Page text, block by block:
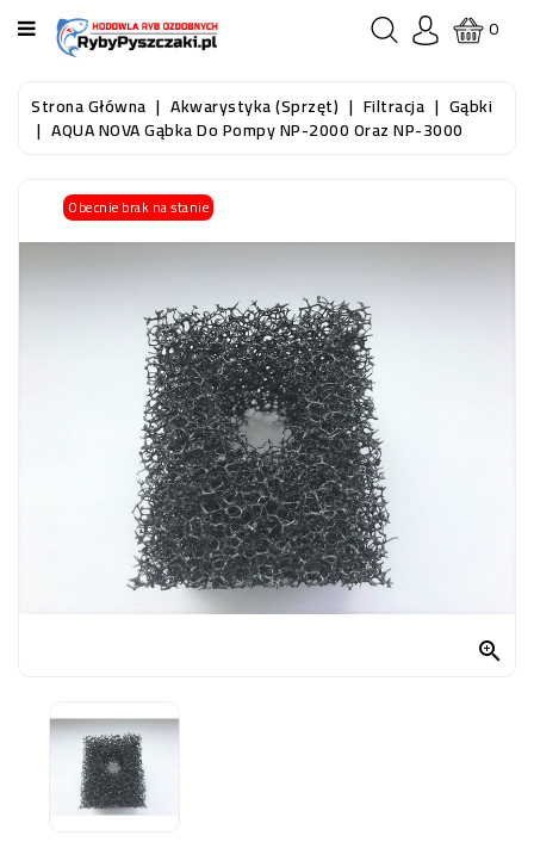
KATEGORIA
STRONA
GŁÓWNA
RYBY
AKWARIOWE
RYBY
AKWARYSTYKA
NAMI
0
Strona Główna Akwarystyka (sprzęt) Filtracja Gąbki
AQUA NOVA Gąbka Do Pompy NP-2000 Oraz NP-3000
Obecnie brak na stanie
